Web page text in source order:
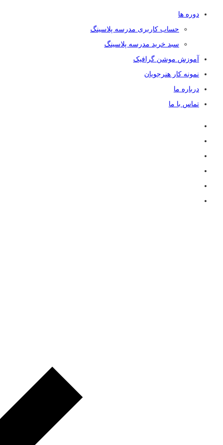
دوره ها
حساب کاربری مدرسه پلاسینگ
سبد خرید مدرسه پلاسینگ
آموزش موشن گرافیک
نمونه کار هنرجویان
درباره ما
تماس با ما